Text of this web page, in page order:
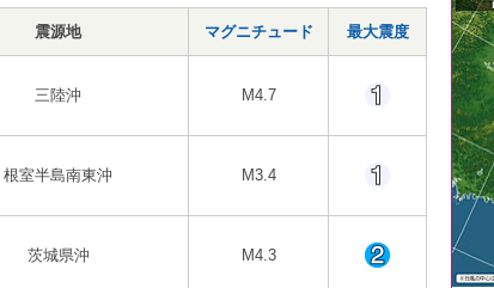
震源地 マグニチュード 最大震度
三陸沖 M4.7
根室半島南東沖 M3.4
茨城県沖 M4.3